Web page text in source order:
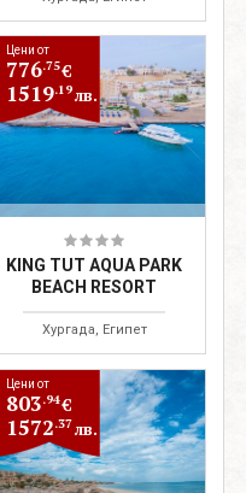
Цени от
776.75€
1519.19лв.
KING TUT AQUA PARK
BEACH RESORT
Хургада, Египет
Цени от
803.94€
1572.37лв.